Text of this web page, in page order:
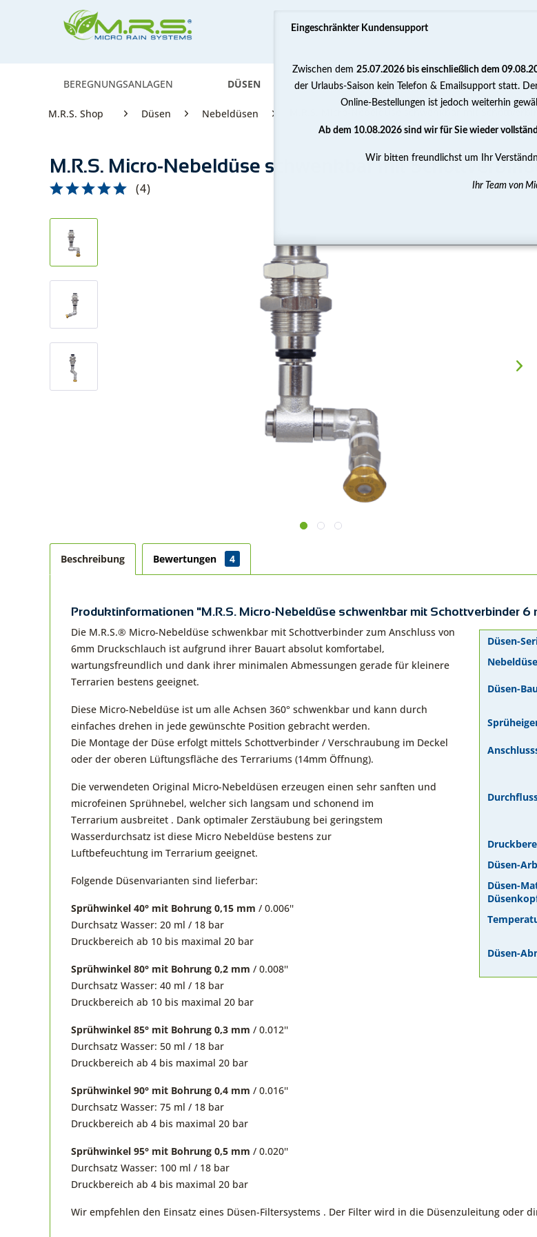
BEREGNUNGSANLAGEN DÜSEN PUMPEN WASSERAUFBEREITUNG
M.R.S. Shop Düsen Nebeldüsen M.R.S. Micro-Nebeldüse schwenkbar mit
M.R.S. Micro-Nebeldüse schwenkbar mit
(4)
Beschreibung Bewertungen 4
Produktinformationen "M.R.S. Micro-Nebeldüse schwenkbar mit Schottverbinder 6
Düsen-
Düsen-
Düsen-
Düsen-
Düsen-
Die M.R.S.® Micro-Nebeldüse schwenkbar mit Schottverbinder zum Anschluss von
6mm Druckschlauch ist aufgrund ihrer Bauart absolut komfortabel,
wartungsfreundlich und dank ihrer minimalen Abmessungen gerade für kleinere
Terrarien bestens geeignet.
Diese Micro-Nebeldüse ist um alle Achsen 360° schwenkbar und kann durch
einfaches drehen in jede gewünschte Position gebracht werden.
Die Montage der Düse erfolgt mittels Schottverbinder / Verschraubung im Deckel
oder der oberen Lüftungsfläche des Terrariums (14mm Öffnung).
Die verwendeten Original Micro-Nebeldüsen erzeugen einen sehr sanften und
microfeinen Sprühnebel, welcher sich langsam und schonend im
Terrarium ausbreitet . Dank optimaler Zerstäubung bei geringstem
Wasserdurchsatz ist diese Micro Nebeldüse bestens zur
Luftbefeuchtung im Terrarium geeignet.
Folgende Düsenvarianten sind lieferbar:
Sprühwinkel 40° mit Bohrung 0,15 mm / 0.006''
Durchsatz Wasser: 20 ml / 18 bar
Druckbereich ab 10 bis maximal 20 bar
Sprühwinkel 80° mit Bohrung 0,2 mm / 0.008''
Durchsatz Wasser: 40 ml / 18 bar
Druckbereich ab 10 bis maximal 20 bar
Sprühwinkel 85° mit Bohrung 0,3 mm / 0.012''
Durchsatz Wasser: 50 ml / 18 bar
Druckbereich ab 4 bis maximal 20 bar
Sprühwinkel 90° mit Bohrung 0,4 mm / 0.016''
Durchsatz Wasser: 75 ml / 18 bar
Druckbereich ab 4 bis maximal 20 bar
Sprühwinkel 95° mit Bohrung 0,5 mm / 0.020''
Durchsatz Wasser: 100 ml / 18 bar
Druckbereich ab 4 bis maximal 20 bar
Wir empfehlen den Einsatz eines Düsen-Filtersystems . Der Filter wird in die Düsenzuleitung oder
Eingeschränkter Kundensupport
Zwischen dem 25.07.2026 bis einschließlich dem
der Urlaubs-Saison kein Telefon & Emailsupport statt.
Online-Bestellungen ist jedoch weiterhin
Ab dem 10.08.2026 sind wir für Sie wieder
Wir bitten freundlichst um Ihr
Ihr Team von